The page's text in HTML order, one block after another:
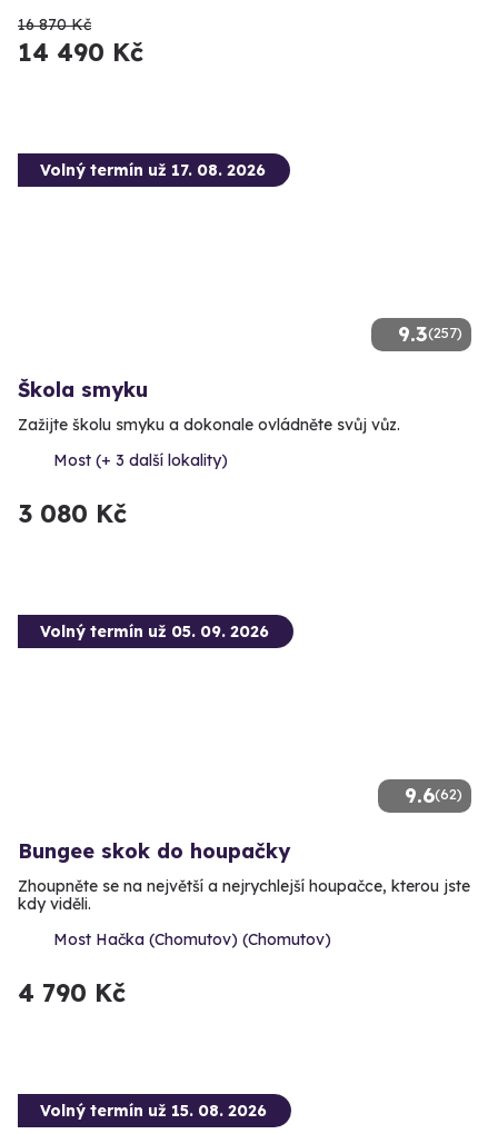
16 870 Kč
14 490 Kč
9.3(257)
Volný termín už 17. 08. 2026
Škola smyku
Zažijte školu smyku a dokonale ovládněte svůj vůz.
Most (+ 3 další lokality)
3 080 Kč
9.6(62)
Volný termín už 05. 09. 2026
Bungee skok do houpačky
Zhoupněte se na největší a nejrychlejší houpačce, kterou jste
kdy viděli.
Most Hačka (Chomutov) (Chomutov)
4 790 Kč
Volný termín už 15. 08. 2026